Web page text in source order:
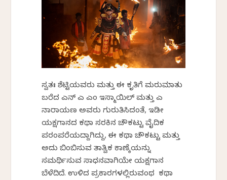
ಸ್ವತಃ ಶೆಟ್ಟಿಯವರು ಮತ್ತು ಈ ಕೃತಿಗೆ ಮರುಮಾತು
ಬರೆದ ಎನ್ ಎ ಎಂ ಇಸ್ಮಾಯಿಲ್‌ ಮತ್ತು ಎ
ನಾರಾಯಣ ಅವರು ಗುರುತಿಸಿದಂತೆ, ಇಡೀ
ಯಕ್ಷಗಾನದ ಕಥಾ ಸರಕಿನ ಚೌಕಟ್ಟು ವೈದಿಕ
ಪರಂಪರೆಯದ್ದಾಗಿದ್ದು, ಈ ಕಥಾ ಚೌಕಟ್ಟು ಮತ್ತು
ಅದು ಬಿಂಬಿಸುವ ತಾತ್ವಿಕ ಕಾಣ್ಕೆಯನ್ನು
ಸಮರ್ಥಿಸುವ ಸಾಧನವಾಗಿಯೇ ಯಕ್ಷಗಾನ
ಬೆಳೆದಿದೆ. ಉಳಿದ ಪ್ರಕಾರಗಳಲ್ಲಿರುವಂಥ ಕಥಾ